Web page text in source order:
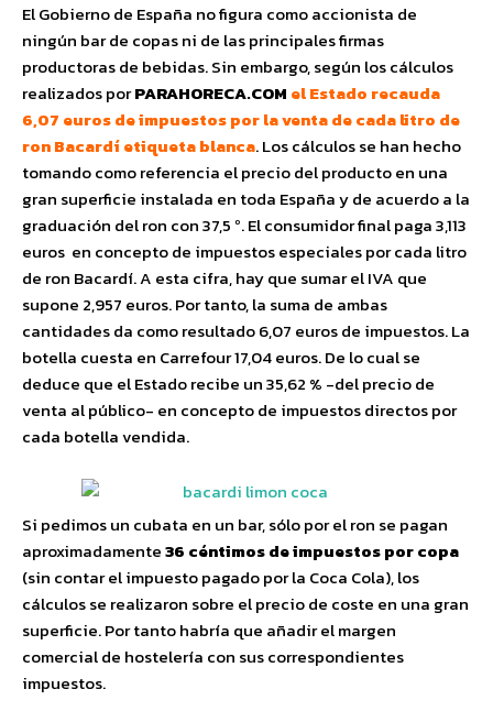
El Gobierno de España no figura como accionista de
ningún bar de copas ni de las principales firmas
productoras de bebidas. Sin embargo, según los cálculos
realizados porPARAHORECA.COM el Estado recauda
6,07 euros de impuestos por la venta de cada litro de
ron Bacardí etiqueta blanca. Los cálculos se han hecho
tomando como referencia el precio del producto en una
gran superficie instalada en toda España y de acuerdo a la
graduación del ron con 37,5 º. El consumidor final paga 3,113
euros en concepto de impuestos especiales por cada litro
de ron Bacardí. A esta cifra, hay que sumar el IVA que
supone 2,957 euros. Por tanto, la suma de ambas
cantidades da como resultado 6,07 euros de impuestos. La
botella cuesta en Carrefour 17,04 euros. De lo cual se
deduce que el Estado recibe un 35,62 % -del precio de
venta al público- en concepto de impuestos directos por
cada botella vendida.
Si pedimos un cubata en un bar, sólo por el ron se pagan
aproximadamente36 céntimos de impuestos por copa
(sin contar el impuesto pagado por la Coca Cola), los
cálculos se realizaron sobre el precio de coste en una gran
superficie. Por tanto habría que añadir el margen
comercial de hostelería con sus correspondientes
impuestos.